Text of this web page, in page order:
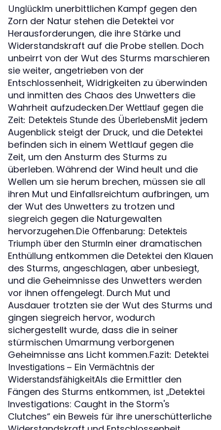
UnglückIm unerbittlichen Kampf gegen den
Zorn der Natur stehen die Detektei vor
Herausforderungen, die ihre Stärke und
Widerstandskraft auf die Probe stellen. Doch
unbeirrt von der Wut des Sturms marschieren
sie weiter, angetrieben von der
Entschlossenheit, Widrigkeiten zu überwinden
und inmitten des Chaos des Unwetters die
Wahrheit aufzudecken.Der Wettlauf gegen die
Zeit: Detekteis Stunde des ÜberlebensMit jedem
Augenblick steigt der Druck, und die Detektei
befinden sich in einem Wettlauf gegen die
Zeit, um den Ansturm des Sturms zu
überleben. Während der Wind heult und die
Wellen um sie herum brechen, müssen sie all
ihren Mut und Einfallsreichtum aufbringen, um
der Wut des Unwetters zu trotzen und
siegreich gegen die Naturgewalten
hervorzugehen.Die Offenbarung: Detekteis
Triumph über den SturmIn einer dramatischen
Enthüllung entkommen die Detektei den Klauen
des Sturms, angeschlagen, aber unbesiegt,
und die Geheimnisse des Unwetters werden
vor ihnen offengelegt. Durch Mut und
Ausdauer trotzten sie der Wut des Sturms und
gingen siegreich hervor, wodurch
sichergestellt wurde, dass die in seiner
stürmischen Umarmung verborgenen
Geheimnisse ans Licht kommen.Fazit: Detektei
Investigations – Ein Vermächtnis der
WiderstandsfähigkeitAls die Ermittler den
Fängen des Sturms entkommen, ist „Detektei
Investigations: Caught in the Storm's
Clutches“ ein Beweis für ihre unerschütterliche